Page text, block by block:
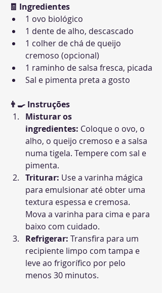
🧾 Ingredientes
1 ovo biológico
1 dente de alho, descascado
1 colher de chá de queijo
cremoso (opcional)
1 raminho de salsa fresca, picada
Sal e pimenta preta a gosto
👨‍🍳 Instruções
Misturar os
ingredientes: Coloque o ovo, o
alho, o queijo cremoso e a salsa
numa tigela. Tempere com sal e
pimenta.
Triturar: Use a varinha mágica
para emulsionar até obter uma
textura espessa e cremosa.
Mova a varinha para cima e para
baixo com cuidado.
Refrigerar: Transfira para um
recipiente limpo com tampa e
leve ao frigorífico por pelo
menos 30 minutos.